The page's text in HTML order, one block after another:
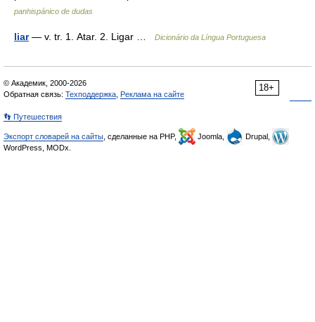
panhispánico de dudas
liar— v. tr. 1. Atar. 2. Ligar … Dicionário da Língua Portuguesa
18+
© Академик, 2000-2026
Обратная связь: Техподдержка Реклама на сайте
👣 Путешествия
Экспорт словарей на сайты , сделанные на PHP, Joomla,
Drupal,
WordPress, MODx.